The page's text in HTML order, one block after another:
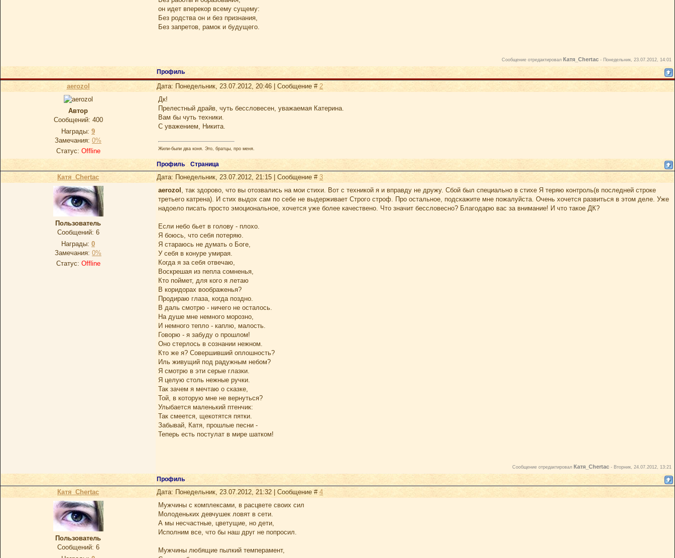
он идет вперекор всему сущему:
Без родства он и без признания,
Без запретов, рамок и будущего.
Сообщение отредактировал Катя_Chertac - Понедельник, 23.07.2012, 14:01
Профиль
aerozol Дата: Понедельник, 23.07.2012, 20:46 | Сообщение # 2
Автор
Сообщений: 400
Награды: 9
Замечания: 0%
Статус: Offline
Дк!
Прелестный драйв, чуть бессловесен, уважаемая Катерина.
Вам бы чуть техники.
С уважением, Никита.
Жили-были два коня. Это, братцы, про меня.
Профиль Страница
Катя_Chertac Дата: Понедельник, 23.07.2012, 21:15 | Сообщение # 3
Пользователь
Сообщений: 6
Награды: 0
Замечания: 0%
Статус: Offline
aerozol , так здорово, что вы отозвались на мои стихи. Вот с техникой я и вправду не дружу. Сбой был специально в стихе Я теряю контроль(в последней строке
третьего катрена). И стих выдох сам по себе не выдерживает Строго строф. Про остальное, подскажите мне пожалуйста. Очень хочется развиться в этом деле. Уже
надоело писать просто эмоциональное, хочется уже более качествено. Что значит бессловесно? Благодарю вас за внимание! И что такое ДК?
Если небо бьет в голову - плохо.
Я боюсь, что себя потеряю.
Я стараюсь не думать о Боге,
У себя в конуре умирая.
Когда я за себя отвечаю,
Воскрешая из пепла сомненья,
Кто поймет, для кого я летаю
В коридорах воображенья?
Продираю глаза, когда поздно.
В даль смотрю - ничего не осталось.
На душе мне немного морозно,
И немного тепло - каплю, малость.
Говорю - я забуду о прошлом!
Оно стерлось в сознании нежном.
Кто же я? Совершивший оплошность?
Иль живущий под радужным небом?
Я смотрю в эти серые глазки.
Я целую столь нежные ручки.
Так зачем я мечтаю о сказке,
Той, в которую мне не вернуться?
Улыбается маленький птенчик:
Так смеется, щекотятся пятки.
Забывай, Катя, прошлые песни -
Теперь есть постулат в мире шатком!
Сообщение отредактировал Катя_Chertac - Вторник, 24.07.2012, 13:21
Профиль
Катя_Chertac Дата: Понедельник, 23.07.2012, 21:32 | Сообщение # 4
Пользователь
Сообщений: 6
Мужчины с комплексами, в расцвете своих сил
Молоденьких девчушек ловят в сети.
А мы несчастные, цветущие, но дети,
Исполним все, что бы наш друг не попросил.
Мужчины любящие пылкий темперамент,